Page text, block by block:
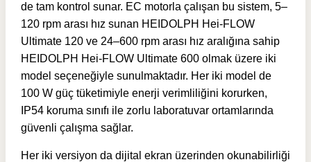
de tam kontrol sunar. EC motorla çalışan bu sistem, 5–
120 rpm arası hız sunan HEIDOLPH Hei-FLOW
Ultimate 120 ve 24–600 rpm arası hız aralığına sahip
HEIDOLPH Hei-FLOW Ultimate 600 olmak üzere iki
model seçeneğiyle sunulmaktadır. Her iki model de
100 W güç tüketimiyle enerji verimliliğini korurken,
IP54 koruma sınıfı ile zorlu laboratuvar ortamlarında
güvenli çalışma sağlar.
Her iki versiyon da dijital ekran üzerinden okunabilirliği